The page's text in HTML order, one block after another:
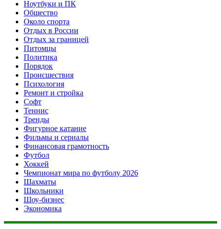
Ноутбуки и ПК
Общество
Около спорта
Отдых в России
Отдых за границей
Питомцы
Политика
Порядок
Происшествия
Психология
Ремонт и стройка
Софт
Теннис
Тренды
Фигурное катание
Фильмы и сериалы
Финансовая грамотность
Футбол
Хоккей
Чемпионат мира по футболу 2026
Шахматы
Школьники
Шоу-бизнес
Экономика